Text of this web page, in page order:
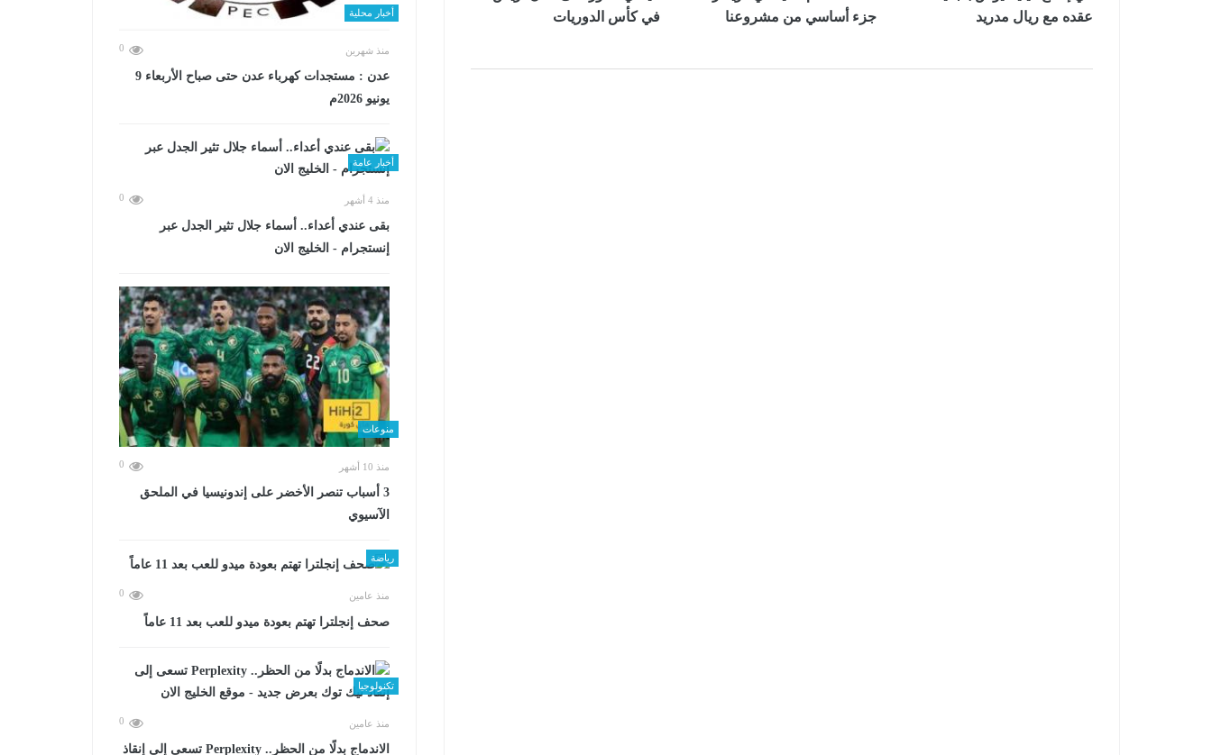
عقده مع ريال مدريد
جزء أساسي من مشروعنا
في كأس الدوريات
أخبار محلية
منذ شهرين 0
عدن : مستجدات كهرباء عدن حتى صباح الأربعاء 9
يونيو 2026م
أخبار عامة
منذ 4 أشهر 0
بقى عندي أعداء.. أسماء جلال تثير الجدل عبر
إنستجرام - الخليج الان
منوعات
منذ 10 أشهر 0
3 أسباب تنصر الأخضر على إندونيسيا في الملحق
الآسيوي
رياضة
منذ عامين 0
صحف إنجلترا تهتم بعودة ميدو للعب بعد 11 عاماً
تكنولوجيا
منذ عامين 0
الاندماج بدلًا من الحظر.. Perplexity تسعى إلى إنقاذ